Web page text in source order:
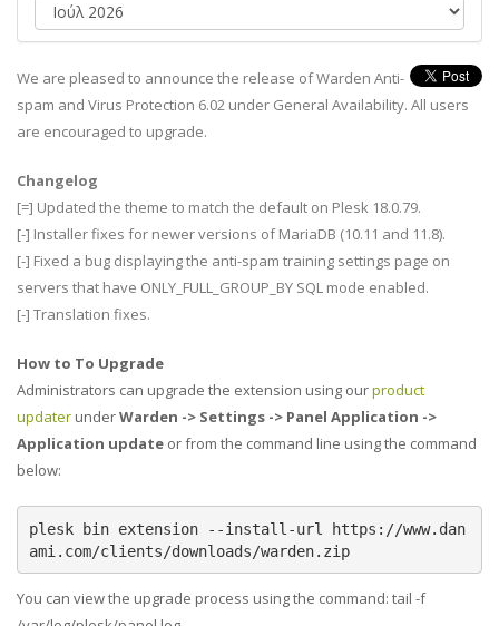
We are pleased to announce the release of Warden Anti-
spam and Virus Protection 6.02 under General Availability. All users
are encouraged to upgrade.
Changelog
[=] Updated the theme to match the default on Plesk 18.0.79.
[-] Installer fixes for newer versions of MariaDB (10.11 and 11.8).
[-] Fixed a bug displaying the anti-spam training settings page on
servers that have ONLY_FULL_GROUP_BY SQL mode enabled.
[-] Translation fixes.
How to To Upgrade
Administrators can upgrade the extension using ourproduct
updater underWarden -> Settings -> Panel Application ->
Application update or from the command line using the command
below:
plesk bin extension --install-url https://www.dan
ami.com/clients/downloads/warden.zip
You can view the upgrade process using the command: tail -f